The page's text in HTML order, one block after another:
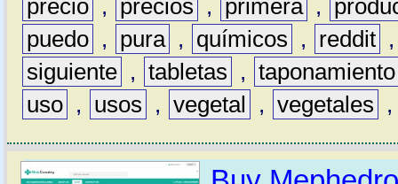
precio , precios , primera ,
puedo , pura , químicos , reddit
siguiente , tabletas , taponamiento
uso , usos , vegetal , vegetales